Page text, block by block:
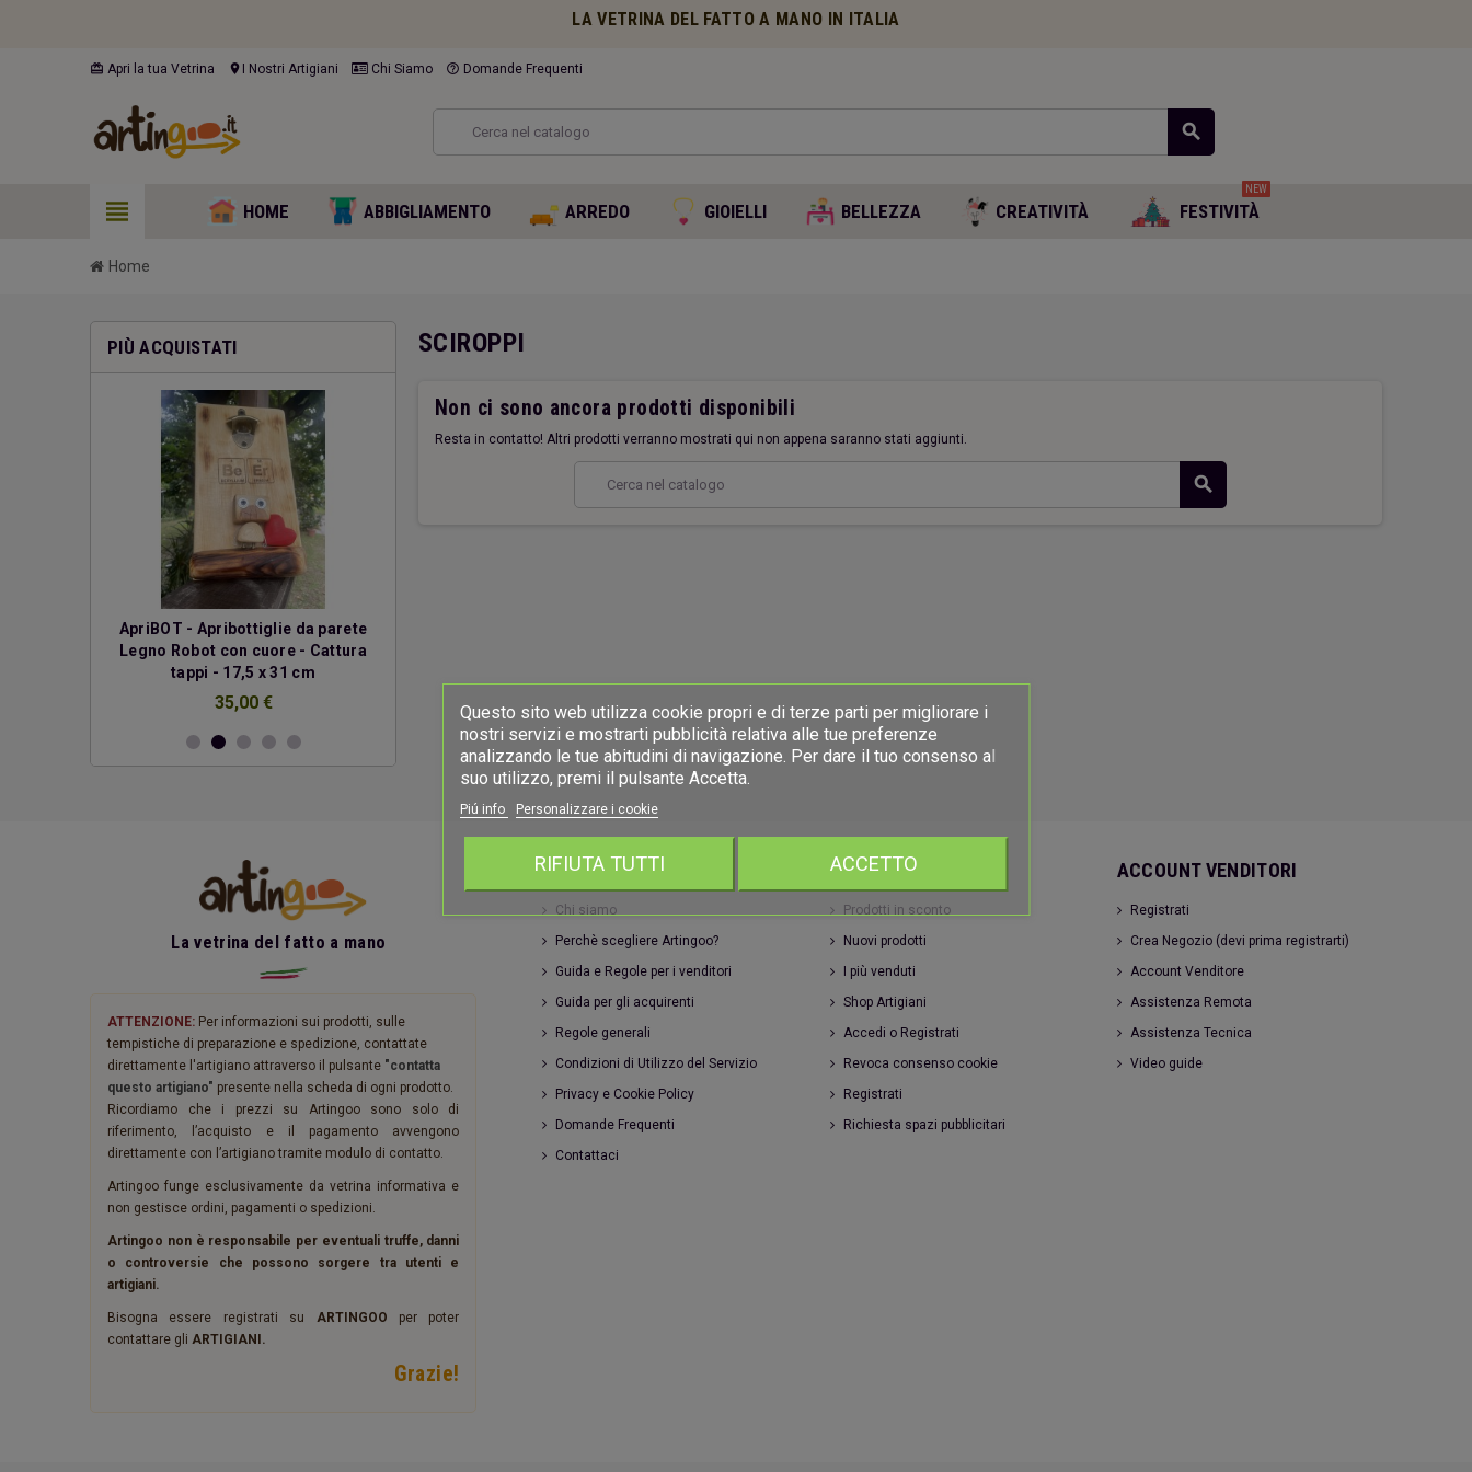
LA VETRINA DEL FATTO A MANO IN ITALIA
card_giftcard Apri la tua Vetrina location_on I Nostri Artigiani Chi Siamo help_outline Domande Frequenti
search
view_headline HOME ABBIGLIAMENTO ARREDO GIOIELLI BELLEZZA CREATIVITÀ FESTIVITÀ
NEW
Home
PIÙ ACQUISTATI
ApriBOT - Apribottiglie da parete
Legno Robot con cuore - Cattura
tappi - 17,5 x 31 cm
35,00 €
SCIROPPI
Non ci sono ancora prodotti disponibili
Resta in contatto! Altri prodotti verranno mostrati qui non appena saranno stati aggiunti.
search
La vetrina del fatto a mano
ATTENZIONE: Per informazioni sui prodotti, sulle
tempistiche di preparazione e spedizione, contattate
direttamente l'artigiano attraverso il pulsante "contatta
questo artigiano" presente nella scheda di ogni prodotto.
Ricordiamo che i prezzi su Artingoo sono solo di
riferimento, l’acquisto e il pagamento avvengono
direttamente con l’artigiano tramite modulo di contatto.
Artingoo funge esclusivamente da vetrina informativa e
non gestisce ordini, pagamenti o spedizioni.
Artingoo non è responsabile per eventuali truffe, danni
o controversie che possono sorgere tra utenti e
artigiani.
Bisogna essere registrati su ARTINGOO per poter
contattare gli ARTIGIANI.
Grazie!
INFORMAZIONI
Chi siamo
Perchè scegliere Artingoo?
Guida e Regole per i venditori
Guida per gli acquirenti
Regole generali
Condizioni di Utilizzo del Servizio
Privacy e Cookie Policy
Domande Frequenti
Contattaci
ARTINGOO
Prodotti in sconto
Nuovi prodotti
I più venduti
Shop Artigiani
Accedi o Registrati
Revoca consenso cookie
Registrati
Richiesta spazi pubblicitari
ACCOUNT VENDITORI
Registrati
Crea Negozio (devi prima registrarti)
Account Venditore
Assistenza Remota
Assistenza Tecnica
Video guide
Questo sito web utilizza cookie propri e di terze parti per migliorare i
nostri servizi e mostrarti pubblicità relativa alle tue preferenze
analizzando le tue abitudini di navigazione. Per dare il tuo consenso al
suo utilizzo, premi il pulsante Accetta.
Piú info Personalizzare i cookie
RIFIUTA TUTTI ACCETTO